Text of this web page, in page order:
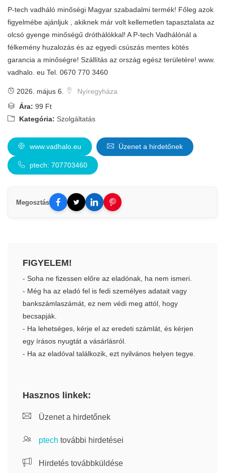
P-tech vadháló minőségi Magyar szabadalmi termék! Főleg azok
figyelmébe ajánljuk , akiknek már volt kellemetlen tapasztalata az
olcsó gyenge minőségű dróthálókkal! A P-tech Vadhálónál a
félkemény huzalozás és az egyedi csúszás mentes kötés
garancia a minőségre! Szállítás az ország egész területére! www.
vadhalo. eu Tel. 0670 770 3460
2026. május 6.
Nyíregyháza
Ára: 99 Ft
Kategória: Szolgáltatás
www.vadhalo.eu Üzenet a hirdetőnek
ptech: 707703460
Megosztás
FIGYELEM!
- Soha ne fizessen előre az eladónak, ha nem ismeri.
- Még ha az eladó fel is fedi személyes adatait vagy
bankszámlaszámát, ez nem védi meg attól, hogy
becsapják.
- Ha lehetséges, kérje el az eredeti számlát, és kérjen
egy írásos nyugtát a vásárlásról.
- Ha az eladóval találkozik, ezt nyilvános helyen tegye.
Hasznos linkek:
Üzenet a hirdetőnek
ptech további hirdetései
Hirdetés továbbküldése